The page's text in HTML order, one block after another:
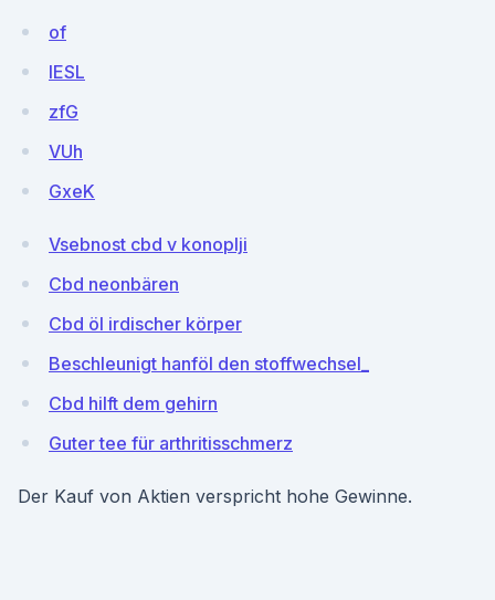
of
IESL
zfG
VUh
GxeK
Vsebnost cbd v konoplji
Cbd neonbären
Cbd öl irdischer körper
Beschleunigt hanföl den stoffwechsel_
Cbd hilft dem gehirn
Guter tee für arthritisschmerz
Der Kauf von Aktien verspricht hohe Gewinne.